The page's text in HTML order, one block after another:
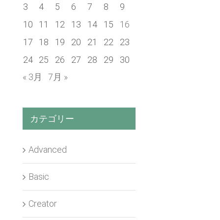
3 4 5 6 7 8
9
10
11 12 13 14 15
16
17
18 19 20 21 22
23
24
25 26 27 28 29
30
« 3月
7月 »
カテゴリー
Advanced
Basic
Creator